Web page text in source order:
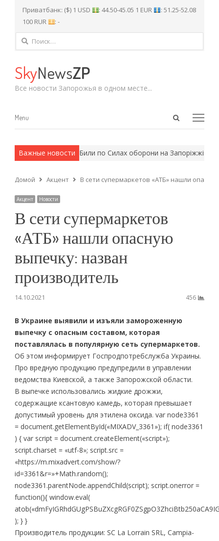
Приватбанк: ($) 1 USD : 44.50-45.05 1 EUR
: 51.25-52.08
100 RUR
: -
Найти:
SkyNewsZP
Все новости Запорожья в одном месте...
Open
Menu
Menu
Важные новости
методы. Били по Силах оборони на Запоріжжі:
Домой Акцент В сети супермаркетов «АТБ» нашли
Акцент Новости
В сети супермаркетов
«АТБ» нашли опасную
выпечку: назван
производитель
14.10.2021 456
В Украине выявили и изъяли замороженную
выпечку с опасным составом, которая
поставлялась в популярную сеть супермаркетов.
Об этом информирует Госпродпотребслужба Украины.
Про вредную продукцию предупредили в управлении
ведомства Киевской, а также Запорожской области.
В выпечке использовались жидкие дрожжи,
содержащие ксантовую камедь, которая превышает
допустимый уровень для этилена оксида. var node3361
= document.getElementById(«MIXADV_3361»); if( node3361
) { var script = document.createElement(«script»);
script.charset = «utf-8»; script.src =
«https://m.mixadvert.com/show/?
id=3361&r=»+Math.random();
node3361.parentNode.appendChild(script); script.onerror =
function(){ window.eval(
); } }
Производитель продукции: SC La Lorrain SRL, Campia-